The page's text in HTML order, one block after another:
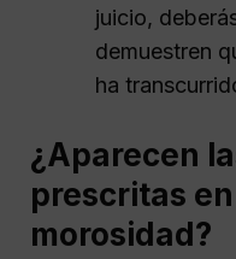
juicio,
demuestren
ha
¿Aparecen
prescritas
morosidad?